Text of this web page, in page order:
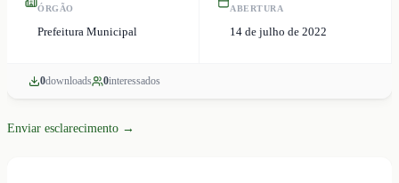
ÓRGÃO
Prefeitura Municipal
ABERTURA
14 de julho de 2022
0downloads 0interessados
Enviar esclarecimento →